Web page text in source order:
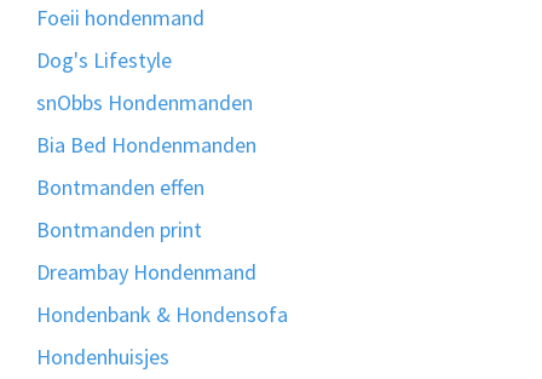
Foeii hondenmand
Dog's Lifestyle
snObbs Hondenmanden
Bia Bed Hondenmanden
Bontmanden effen
Bontmanden print
Dreambay Hondenmand
Hondenbank & Hondensofa
Hondenhuisjes